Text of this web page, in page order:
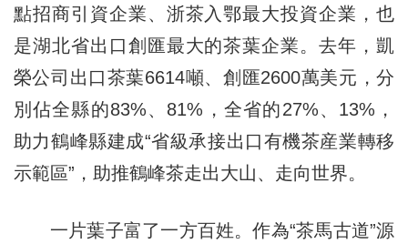
點招商引資企業、浙茶入鄂最大投資企業，也
是湖北省出口創匯最大的茶葉企業。去年，凱
榮公司出口茶葉6614噸、創匯2600萬美元，分
別佔全縣的83%、81%，全省的27%、13%，
助力鶴峰縣建成“省級承接出口有機茶産業轉移
示範區”，助推鶴峰茶走出大山、走向世界。
一片葉子富了一方百姓。作為“茶馬古道”源